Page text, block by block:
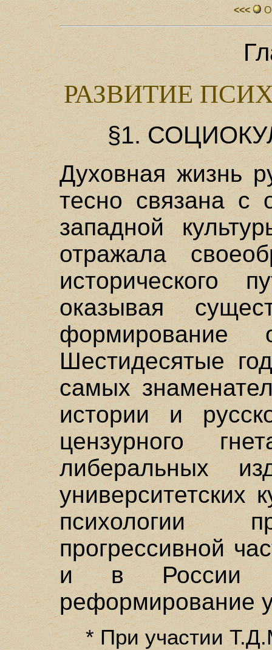
<<<
РАЗВИТИЕ
§1.
Духовная жизнь
тесно связана с
западной
отражала
исторического
оказывая
формирование
Шестидесятые
самых
истории и
цензурного
либеральных
психологии
прогрессивной
и в России
реформирование
* При участии